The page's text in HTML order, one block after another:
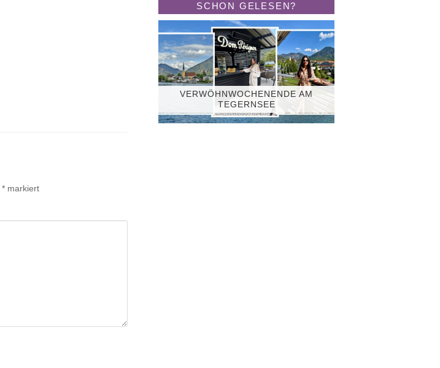
* markiert
SCHON GELESEN?
VERWÖHNWOCHENENDE AM
TEGERNSEE